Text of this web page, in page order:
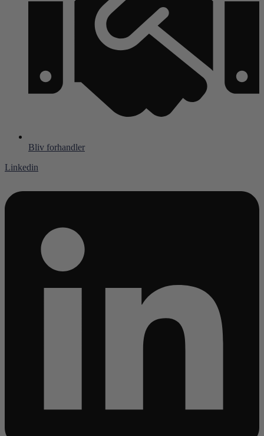
Bliv forhandler
Linkedin